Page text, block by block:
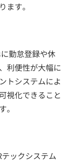
ます。
勤怠登録や休
利便性が大幅に
トシステムによ
視化できること
。
ックシステム